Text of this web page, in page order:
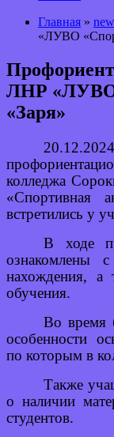
Главная »
«ЛУВО
ЛНР «ЛУВО
«Заря»
колледжа
«Спортивная
встретились у
В ходе
ознакомлены
нахождения, а
обучения.
Во время
особенности
по которым в
Также
о наличии
студентов.